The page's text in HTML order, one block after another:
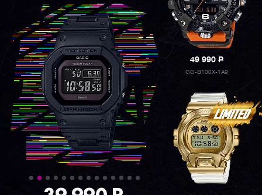
49 990P
GG-B100X-1A9